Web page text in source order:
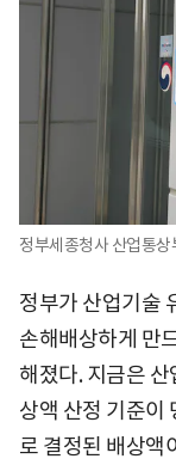
정부세종청사 산업통상
정부가 산업기술
손해배상하게 만
해졌다. 지금은
상액 산정 기준이
로 결정된 배상액